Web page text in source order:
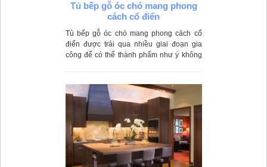
Tủ bếp gỗ óc chó mang phong
cách cổ điển
Tủ bếp gỗ óc chó mang phong cách cổ
điển được trải qua nhiều giai đoạn gia
công để có thể thành phẩm như ý không
và đẽo gọt theo nhiều kiểu dáng khác
nhau.